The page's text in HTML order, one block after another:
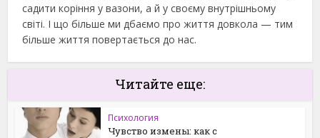
садити коріння у вазони, а й у своєму внутрішньому
світі. І що більше ми дбаємо про життя довкола — тим
більше життя повертається до нас.
Читайте еще:
Психология
Чувство измены: как с